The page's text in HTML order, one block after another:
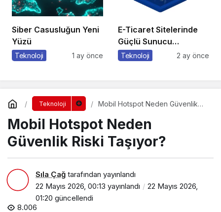
Siber Casusluğun Yeni
Yüzü
Teknoloji 1 ay önce
E-Ticaret Sitelerinde
Güçlü Sunucu
Tercihinin Önemi
Teknoloji 2 ay önce
Teknoloji
Mobil Hotspot Neden Güvenlik
Mobil Hotspot Neden
Güvenlik Riski Taşıyor?
Sıla Çağ tarafından yayınlandı
22 Mayıs 2026, 00:13 yayınlandı
22 Mayıs 2026,
01:20 güncellendi
8.006